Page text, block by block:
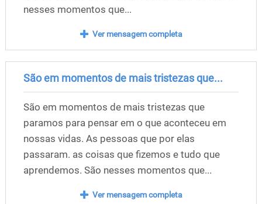
nesses momentos que...
Ver mensagem completa
São em momentos de mais tristezas que...
São em momentos de mais tristezas que
paramos para pensar em o que aconteceu em
nossas vidas. As pessoas que por elas
passaram. as coisas que fizemos e tudo que
aprendemos. São nesses momentos que...
Ver mensagem completa